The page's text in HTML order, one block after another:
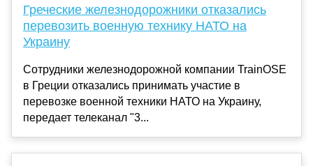
Греческие железнодорожники отказались
перевозить военную технику НАТО на
Украину
Сотрудники железнодорожной компании TrainOSE
в Греции отказались принимать участие в
перевозке военной техники НАТО на Украину,
передает телеканал "3...